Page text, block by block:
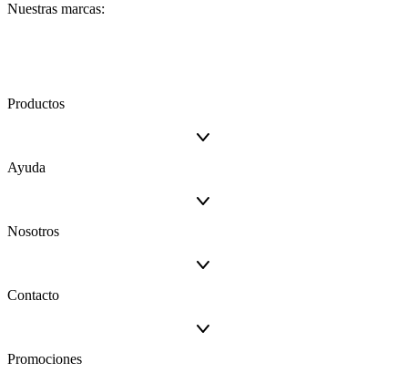
Nuestras marcas:
Productos
Ayuda
Nosotros
Contacto
Promociones